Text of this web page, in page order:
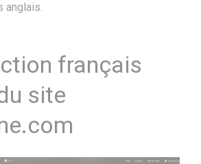
anglais.
français
site